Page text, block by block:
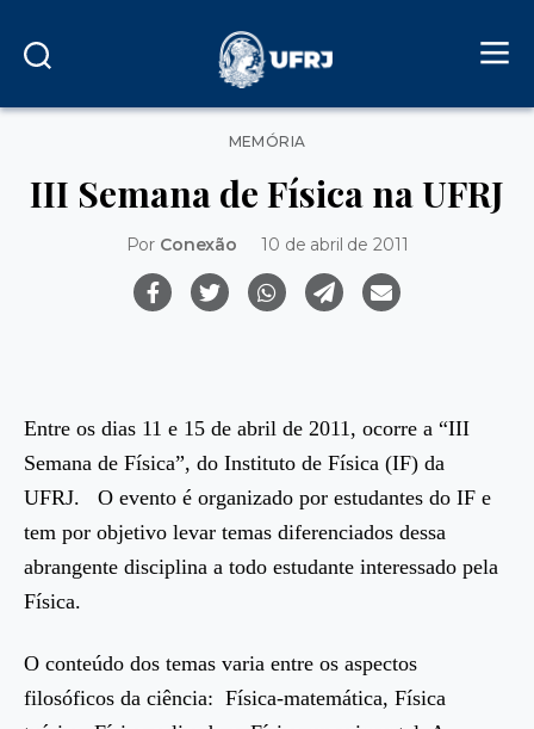
Categorias
MEMÓRIA
III Semana de Física na UFRJ
Por Conexão 10 de abril de 2011
Entre os dias 11 e 15 de abril de 2011, ocorre a “III
Semana de Física”, do Instituto de Física (IF) da
UFRJ. O evento é organizado por estudantes do IF e
tem por objetivo levar temas diferenciados dessa
abrangente disciplina a todo estudante interessado pela
Física.
O conteúdo dos temas varia entre os aspectos
filosóficos da ciência: Física-matemática, Física